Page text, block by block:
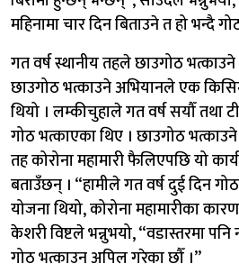
महिनामा चार दिन बिताउने त हो भन्दै
गत वर्ष स्थानीय तहले छाउगोठ
छाउगोठ भत्काउने अभियानले एक
थियो । लम्कीचुहाले गत वर्ष सयौँ तथा
गोठ भत्काएका थिए । छाउगोठ
तह कोरोना महामारी फैलिएपछि यो
बताउँछन् । “हामीले गत वर्ष दुई दिन
योजना थियो, कोरोना महामारीका
केशरी विष्टले भन्नुभयो, “वडास्तरमा
गोठ भत्काउन अपिल गरेका छौँ ।”